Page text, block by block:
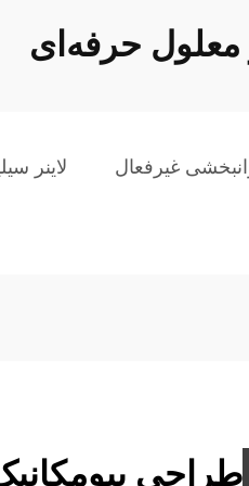
معلول حرفه‌ای
غیرفعال لاینر
طراحی